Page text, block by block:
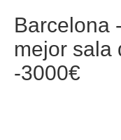
Barcelona
mejor sala
-3000€